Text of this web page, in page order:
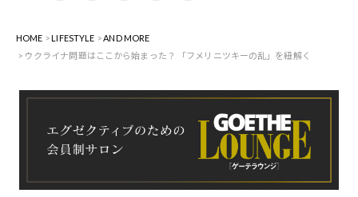
HOME LIFESTYLE
AND MORE
ウクライナ問題はここから始まった？ 「フメリニツキーの乱」を紐解く